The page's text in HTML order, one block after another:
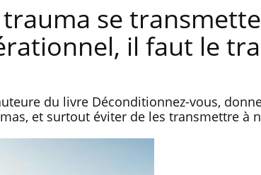
se
il faut le
du livre Déconditionnez-vous,
et surtout éviter de les transmettre à